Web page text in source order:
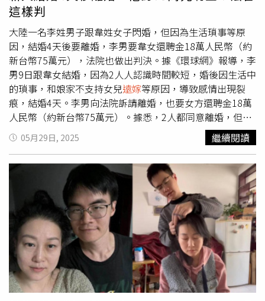
Peggy就是典型的「濕熱夾虛」體質，她身上的尋麻疹疹色
鮮紅、腫脹劇癢，症狀在夜間尤其明顯，而她若於進補時錯
估體質、飲食油膩或情緒不穩，可能加劇這種體內外失調反
應，造成大範圍、長時間的蕁麻疹。中醫師楊佩鈺（左）說
明，Peggy在短短3周紅腫漸退、色素淡化，並在返回日本
前症狀改善近90%，讓Peggy大鬆一口氣。（圖／宜蘊醫療
提供）至於妊娠性蕁麻疹的中醫調理方法，包括止癢、修
復、淡斑。楊佩鈺說明，妊娠性蕁麻疹的療程分為3個階
段，患者在急性期（發炎劇癢期）使用清熱解毒、祛風止癢
的藥物，快速抑制搔癢與紅腫現象；恢復期（紅腫漸退期）
隨著紅疹減少，需改用養血潤燥、祛濕行水的藥物，協助皮
膚修復、結痂脫落；色素期（後續調理）若出現色素沉澱或
皮膚暗沉，可加入活血化瘀藥方，促進代謝循環，使肌膚恢
復自然膚色。產後婦女如何預防產後蕁麻疹？楊佩鈺建議，
產後婦女應避免食用容易過敏食材，例如蝦蟹、貝類、香
菇、竹筍、糯米、酒、辛辣煎炸食物、芒果，也勿盲目進
補，因月子補錯反致體內濕熱加重，應由中醫師辨證調理。
此外，婦女宜保持情緒與作息穩定，壓力、疲倦、熬夜都會
影響免疫系統平衡，成為發作誘因，一旦發現皮膚異狀時切
記「不抓、不刺激」，可使用短暫冰敷緩解癢感，勿搔抓導
致感染或疤痕。楊佩鈺說，產後婦女身體猶如重開機，一旦
這樣判
大陸一名李姓男子跟韋姓女子閃婚，但因為生活瑣事等原
因，結婚4天後要離婚，李男要韋女還聘金18萬人民幣（約
新台幣75萬元），法院也做出判決。據《環球網》報導，李
男9日跟韋女結婚，因為2人人認識時間較短，婚後因生活中
的瑣事，和娘家不支持女兒遠嫁等原因，導致感情出現裂
痕，結婚4天。李男向法院訴請離婚，也要女方還聘金18萬
人民幣（約新台幣75萬元）。據悉，2人都同意離婚，但對
還聘金這點各持己見。男方認為，聘金應該要還。女方說，
給聘金屬於贈與行為，而聘金也是她的。法官認為，考量當
地習俗、聘金金額等，希望雙方理性討論。最後雙方達成協
議，韋女在15日前還聘金，而因為金額大，又涉大筆金額轉
帳，只能分批多次轉出，而韋女無法在約定日期內履行義
務，法官也跟當地進行溝通，先把錢轉到法院專用專款帳
戶，再匯到李男帳戶。最後這起離婚糾紛案件從13日立案到
14日落幕，僅花了2天。消息一出，不少網友紛紛留言「總
共多少沒說，預估30萬人民幣起」、「男方一共花了多少
錢」、「就是衝聘金結的」、「創業基金有了」。
05月29日, 2025 繼續閱讀